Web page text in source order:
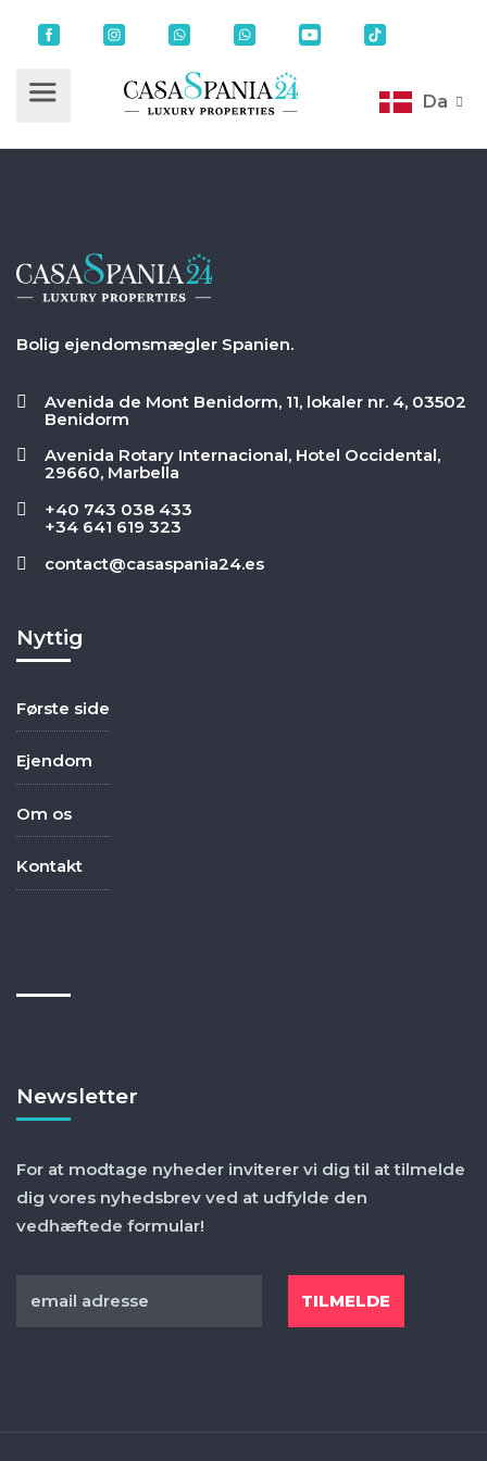
Da
Bolig ejendomsmægler Spanien.
Avenida de Mont Benidorm, 11, lokaler nr. 4, 03502
Benidorm
Avenida Rotary Internacional, Hotel Occidental,
29660, Marbella
+40 743 038 433
+34 641 619 323
contact@casaspania24.es
Nyttig
Første side
Ejendom
Om os
Kontakt
Newsletter
For at modtage nyheder inviterer vi dig til at tilmelde
dig vores nyhedsbrev ved at udfylde den
vedhæftede formular!